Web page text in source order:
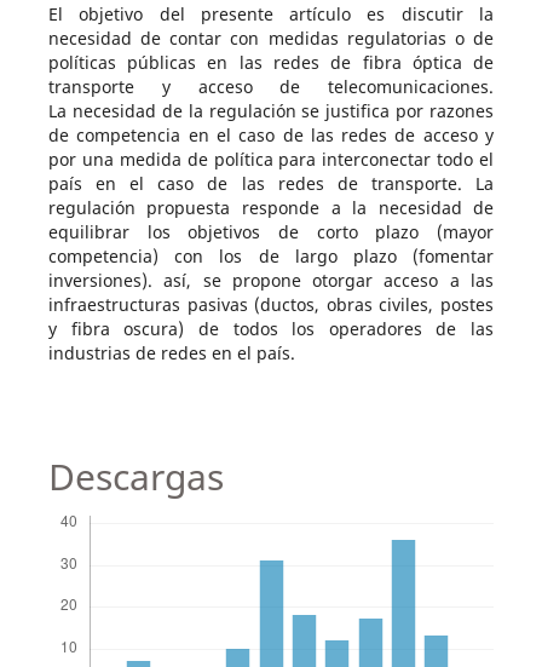
El objetivo del presente artículo es discutir la
necesidad de contar con medidas regulatorias o de
políticas públicas en las redes de fibra óptica de
transporte y acceso de telecomunicaciones.
La necesidad de la regulación se justifica por razones
de competencia en el caso de las redes de acceso y
por una medida de política para interconectar todo el
país en el caso de las redes de transporte. La
regulación propuesta responde a la necesidad de
equilibrar los objetivos de corto plazo (mayor
competencia) con los de largo plazo (fomentar
inversiones). así, se propone otorgar acceso a las
infraestructuras pasivas (ductos, obras civiles, postes
y fibra oscura) de todos los operadores de las
industrias de redes en el país.
Descargas